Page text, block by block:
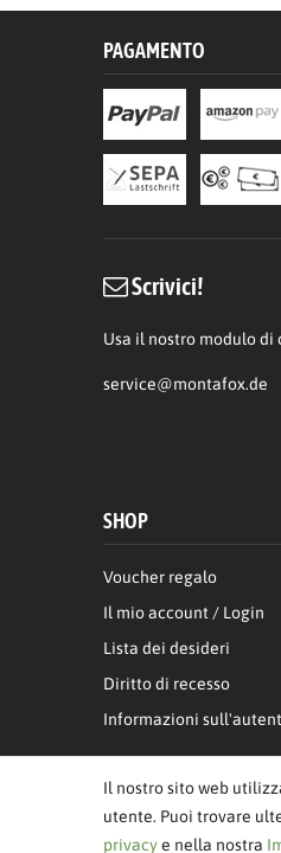
PAGAMENTO
Scrivici!
Usa il nostro modulo di
service@montafox.de
SHOP
Voucher regalo
Il mio account / Login
Lista dei desideri
Diritto di recesso
Informazioni
Il nostro sito web
utente. Puoi trovare
privacye nella nostra